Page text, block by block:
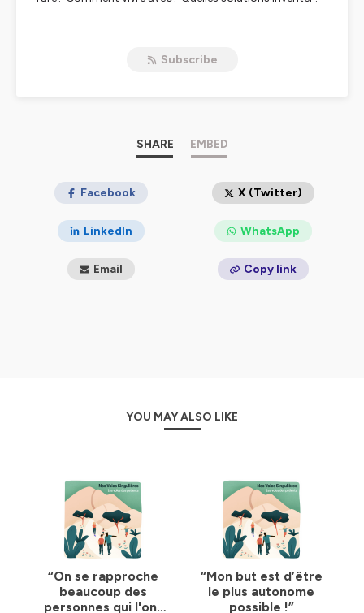
maladies rares et handicaps rares. Ces témoins ont fait
Hébergé par Ausha. Visitez
ausha.co/politique-de-
pour plus d'informations.
Subscribe
SHARE EMBED
Facebook X (Twitter)
LinkedIn WhatsApp
Email Copy link
YOU MAY ALSO LIKE
“On se rapproche
beaucoup des
personnes qui l'ont
“Mon but est d’être
le plus autonome
possible !”